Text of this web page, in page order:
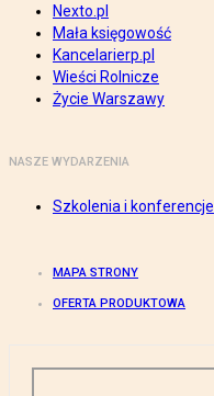
Nexto.pl
Mała księgowość
Kancelarierp.pl
Wieści Rolnicze
Życie Warszawy
NASZE WYDARZENIA
Szkolenia i konferencje
MAPA STRONY
OFERTA PRODUKTOWA